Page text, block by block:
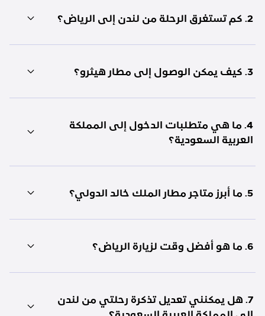
2. كم تستغرق الرحلة من لندن إلى الرياض؟
3. كيف يمكن الوصول إلى مطار هيثرو؟
4. ما هي متطلبات الدخول إلى المملكة
العربية السعودية؟
5. ما أبرز متاجر مطار الملك خالد الدولي؟
6. ما هو أفضل وقت لزيارة الرياض؟
7. هل يمكنني تعديل تذكرة رحلتي من لندن